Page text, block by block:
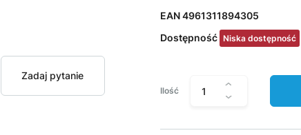
Zadaj pytanie
EAN4961311894305
Dostępność Niska dostępność
Ilość